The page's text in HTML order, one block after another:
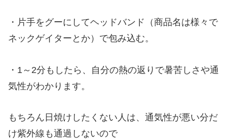
・片手をグーにしてヘッドバンド（商品名は様々で
ネックゲイターとか）で包み込む。
・1～2分もしたら、自分の熱の返りで暑苦しさや通
気性がわかります。
もちろん日焼けしたくない人は、通気性が悪い分だ
け紫外線も通過しないので